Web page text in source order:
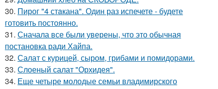
30. Пирог "4 стaкана". Один раз испечете - будете
готовить постоянно.
31. Сначала все были уверены, что это обычная
постановка ради Хайпа.
32. Салат с курицей, сыром, грибами и помидорами.
33. Слоеный салат "Орхидея".
34. Еще четыре молодые семьи владимирского